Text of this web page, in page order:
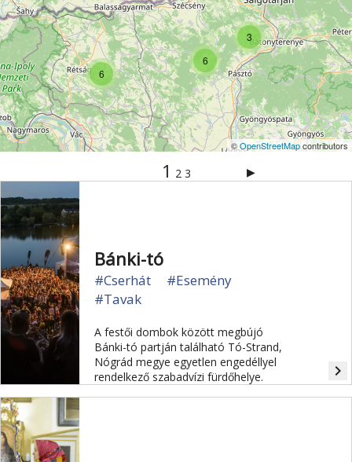
Vértes Veszprém Világörökség Visegrád
Vízesés Zala Zemplén Zselic
3
6
6
©OpenStreetMapcontributors
1 2 3 ▶
Bánki-tó
#Cserhát
#Esemény
#Tavak
A festői dombok között megbújó
Bánki-tó partján található Tó-Strand,
Nógrád megye egyetlen engedéllyel
rendelkező szabadvízi fürdőhelye.
navigate_next